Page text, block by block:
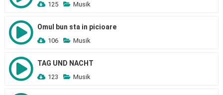
125 Musik
Omul bun sta in picioare
106 Musik
TAG UND NACHT
123 Musik